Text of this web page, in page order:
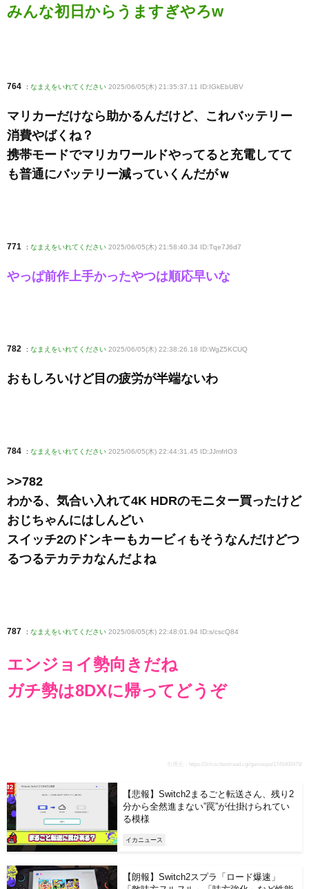
みんな初日からうますぎやろw
764 : なまえをいれてください 2025/06/05(木) 21:35:37.11 ID:IGkEbUBV
マリカーだけなら助かるんだけど、これバッテリー
消費やばくね？
携帯モードでマリカワールドやってると充電してて
も普通にバッテリー減っていくんだがｗ
771 : なまえをいれてください 2025/06/05(木) 21:58:40.34 ID:Tqe7J6d7
やっぱ前作上手かったやつは順応早いな
782 : なまえをいれてください 2025/06/05(木) 22:38:26.18 ID:WgZ5KCUQ
おもしろいけど目の疲労が半端ないわ
784 : なまえをいれてください 2025/06/05(木) 22:44:31.45 ID:JJmfrIO3
>>782
わかる、気合い入れて4K HDRのモニター買ったけど
おじちゃんにはしんどい
スイッチ2のドンキーもカービィもそうなんだけどつ
るつるテカテカなんだよね
787 : なまえをいれてください 2025/06/05(木) 22:48:01.94 ID:s/cscQ84
エンジョイ勢向きだね
ガチ勢は8DXに帰ってどうぞ
引用元： https://2ch.sc/test/read.cgi/gamespo/1745400479/
【悲報】Switch2まるごと転送さん、残り2
分から全然進まない”罠”が仕掛けられてい
る模様
イカニュース
【朗報】Switch2スプラ「ロード爆速」